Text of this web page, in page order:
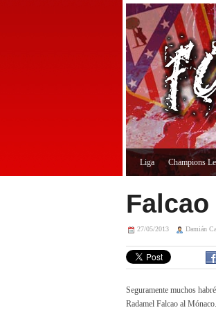
Liga Champions
27/05/2013 Damián
Seguramente muchos
Radamel Falcao al